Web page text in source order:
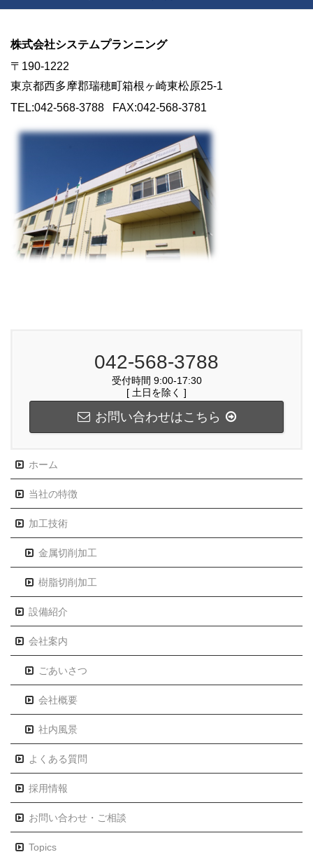
株式会社システムプランニング
〒190-1222
東京都西多摩郡瑞穂町箱根ヶ崎東松原25-1
TEL:042-568-3788 FAX:042-568-3781
042-568-3788
受付時間 9:00-17:30
[ 土日を除く ]
お問い合わせはこちら
ホーム
当社の特徴
加工技術
金属切削加工
樹脂切削加工
設備紹介
会社案内
ごあいさつ
会社概要
社内風景
よくある質問
採用情報
お問い合わせ・ご相談
Topics